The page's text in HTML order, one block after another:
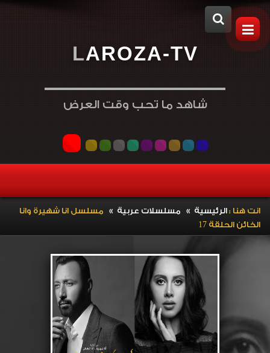
LAROZA-TV
شاهد ما تحب وقت العرض
انت هنا :الرئيسية » مسلسلات عربية » مسلسل انا شهيرة وانا
الخائن الحلقة 17